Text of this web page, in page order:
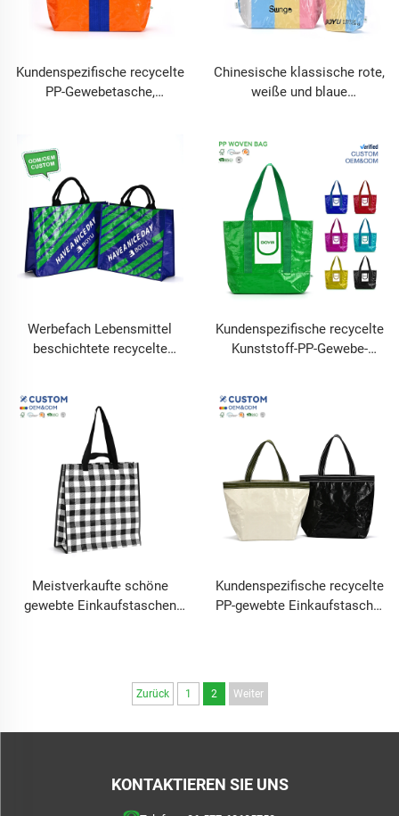
Kundenspezifische recycelte
PP-Gewebetasche,
Einkaufstasche mit Logo,
laminiert, wasserdicht und
wasserabweisend
Chinesische klassische rote,
weiße und blaue
mit Griff, Damentaschen,
Handtasche
Werbefach Lebensmittel
beschichtete recycelte
PP-Gewebe-Einkaufstasche
mit Doppelgriff
Kundenspezifische recycelte
Kunststoff-PP-Gewebe-
wiederverwendbar
Lebensmittel-Tasche
Meistverkaufte schöne
gewebte Einkaufstaschen
Kundenspezifische recycelte
PP-gewebte Einkaufstasche,
laminiertem wasserdichten
Zurück 1 2 Weiter
KONTAKTIEREN SIE UNS